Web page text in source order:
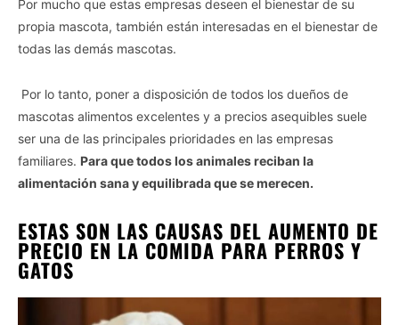
Por mucho que estas empresas deseen el bienestar de su
propia mascota, también están interesadas en el bienestar de
todas las demás mascotas.
Por lo tanto, poner a disposición de todos los dueños de
mascotas alimentos excelentes y a precios asequibles suele
ser una de las principales prioridades en las empresas
familiares. Para que todos los animales reciban la
alimentación sana y equilibrada que se merecen.
ESTAS SON LAS CAUSAS DEL AUMENTO DE
PRECIO EN LA COMIDA PARA PERROS Y
GATOS